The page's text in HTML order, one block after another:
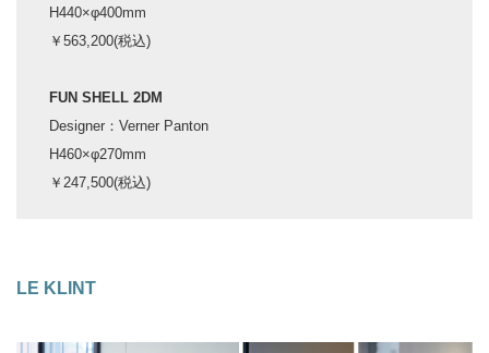
H440×φ400mm
￥563,200(税込)
FUN SHELL 2DM
Designer：Verner Panton
H460×φ270mm
￥247,500(税込)
LE KLINT